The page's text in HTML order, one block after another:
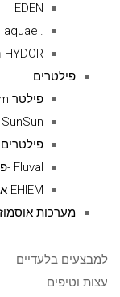
EDEN
.aquael
HYDOR היידור
פילטרים
פילטר seachem מפל סיכם
SunSun סאן סאן
Fluval -פלובל
EHIEM אהיים
מערכות
למבצעים בלעדיים
עצות וטיפים